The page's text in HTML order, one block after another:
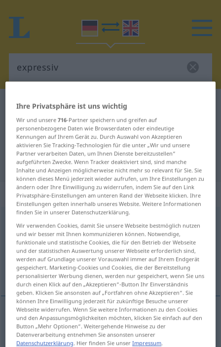
Deutsch-Englisch Wörterbuch
Deutsch-Englisch Übersetzung für
"expressiv"
"expressiv" Englisch Übersetzung
„expressiv“: Adjektiv
Übersicht aller Übersetzungen
(Für mehr Details die Übersetzung anklicken/antippen)
expressive
expressive expressivGestaltung, Tanz etc
Ihre Privatsphäre ist uns wichtig
Wir und unsere716-Partner speichern und greifen auf
personenbezogene Daten wie Browserdaten oder eindeutige
Kennungen auf Ihrem Gerät zu. Durch Auswahl von Akzeptieren
aktivieren Sie Tracking-Technologien für die unter „Wir und unsere
Partner verarbeiten Daten, um Ihnen Dienste bereitzustellen“
aufgeführten Zwecke. Wenn Tracker deaktiviert sind, sind manche
Inhalte und Anzeigen möglicherweise nicht mehr so relevant für Sie. Sie
können dieses Menü jederzeit wieder aufrufen, um Ihre Einstellungen zu
ändern oder Ihre Einwilligung zu widerrufen, indem Sie auf den Link
Privatsphäre-Einstellungen am unteren Rand der Webseite klicken. Ihre
Einstellungen gelten innerhalb unseres Website. Weitere Informationen
finden Sie in unserer Datenschutzerklärung.
Wir verwenden Cookies, damit Sie unsere Webseite bestmöglich nutzen
und wir besser mit Ihnen kommunizieren können. Notwendige,
funktionale und statistische Cookies, die für den Betrieb der Webseite
und der statistischen Auswertung unserer Webseite erforderlich sind,
werden auf Grundlage unserer Vorauswahl immer auf Ihrem Endgerät
gespeichert. Marketing-Cookies und Cookies, die der Bereitstellung
personalisierter Werbung dienen, werden nur gespeichert, wenn Sie uns
durch einen Klick auf den „Akzeptieren“-Button Ihr Einverständnis
geben. Klicken Sie ansonsten auf „Fortfahren ohne Akzeptieren“. Sie
können Ihre Einwilligung jederzeit für zukünftige Besuche unserer
Webseite widerrufen. Wenn Sie weitere Informationen zu den Cookies
und den Anpassungsmöglichkeiten möchten, klicken Sie einfach auf den
Button „Mehr Optionen“. Weitergehende Hinweise zu der
Datenverarbeitung entnehmen Sie ansonsten unserer
Datenschutzerklärung. Hier finden Sie unserImpressum.